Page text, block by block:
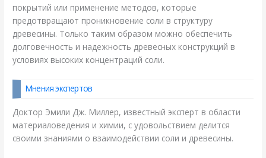
покрытий или применение методов, которые
предотвращают проникновение соли в структуру
древесины. Только таким образом можно обеспечить
долговечность и надежность древесных конструкций в
условиях высоких концентраций соли.
Мнения экспертов
Доктор Эмили Дж. Миллер, известный эксперт в области
материаловедения и химии, с удовольствием делится
своими знаниями о взаимодействии соли и древесины.